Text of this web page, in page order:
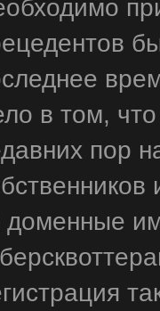
в том, что
пор
доменные